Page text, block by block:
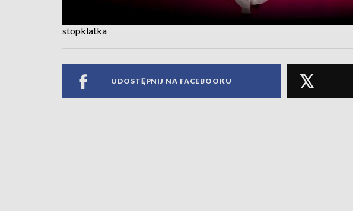
stopklatka
UDOSTĘPNIJ NA FACEBOOKU